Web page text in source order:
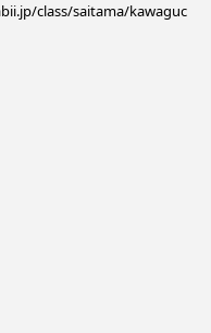
class/saitama/kawaguc